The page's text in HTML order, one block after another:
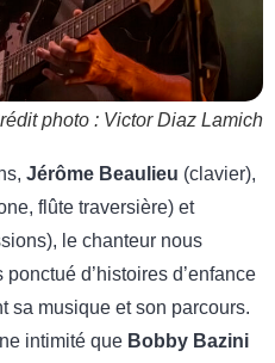
photo : Victor Diaz Lamich
Jérôme Beaulieu (clavier),
flûte traversière) et
le chanteur nous
d’histoires d’enfance
sa musique et son parcours.
intimité que Bobby Bazini